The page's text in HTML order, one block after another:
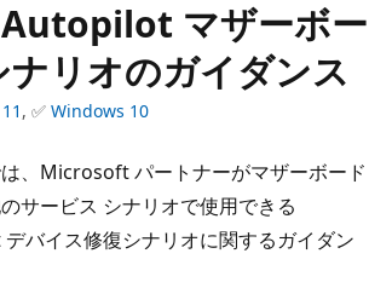
マザーボー
ナリオのガイダンス
, ✅ Windows 10
、Microsoft パートナーがマザーボード
サービス シナリオで使用できる
バイス修復シナリオに関するガイダン